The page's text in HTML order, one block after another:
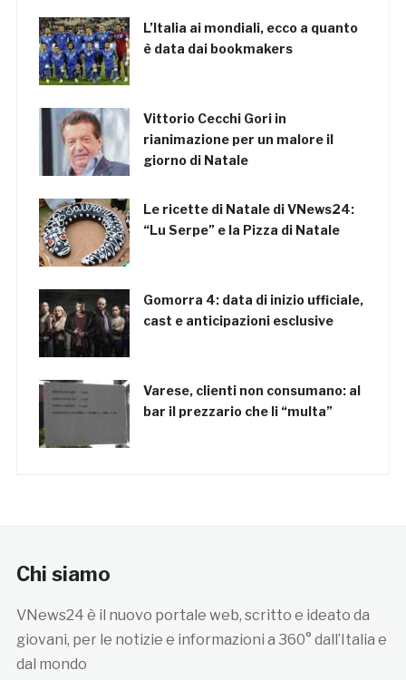
L’Italia ai mondiali, ecco a quanto
è data dai bookmakers
Vittorio Cecchi Gori in
rianimazione per un malore il
giorno di Natale
Le ricette di Natale di VNews24:
“Lu Serpe” e la Pizza di Natale
Gomorra 4: data di inizio ufficiale,
cast e anticipazioni esclusive
Varese, clienti non consumano: al
bar il prezzario che li “multa”
Chi siamo
VNews24 è il nuovo portale web, scritto e ideato da
giovani, per le notizie e informazioni a 360° dall’Italia e
dal mondo